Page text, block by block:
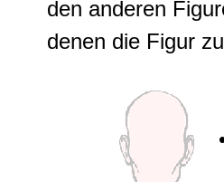
den anderen
denen die Figur